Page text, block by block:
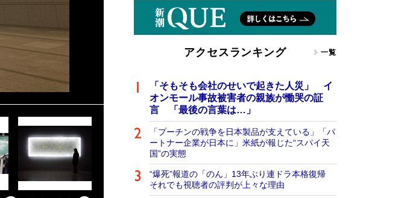
アクセスランキング 一覧
「そもそも会社のせいで起きた人災」 イ
オンモール事故被害者の親族が慟哭の証
言 「最後の言葉は…」
「プーチンの戦争を日本製品が支えている」「パ
ートナー企業が日本に」米紙が報じた“スパイ天
国”の実態
“爆死”報道の「のん」13年ぶり連ドラ本格復帰
それでも視聴者の評判が上々な理由